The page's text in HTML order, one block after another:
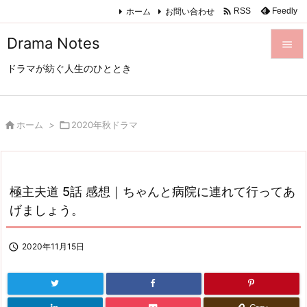
Drama Notes
ドラマが紡ぐ人生のひととき

次へ
検索
ホーム お問い合わせ  RSS Feedly
 ホーム > 2020年秋ドラマ
極主夫道 5話 感想｜ちゃんと病院に連れて行ってあ
げましょう。
 2020年11月15日